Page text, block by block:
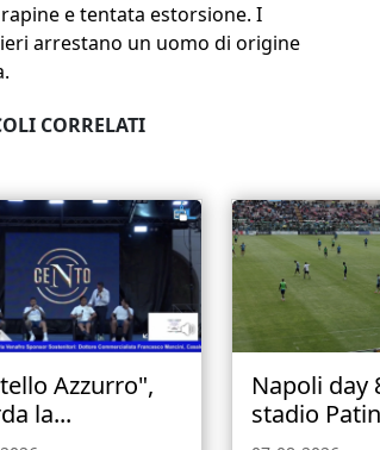
e tentata estorsione. I
arrestano un uomo di origine
CORRELATI
Azzurro",
la...
Napoli day
stadio